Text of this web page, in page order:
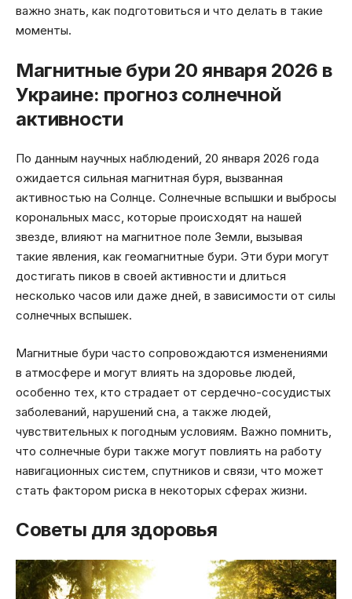
важно знать, как подготовиться и что делать в такие
моменты.
Магнитные бури 20 января 2026 в
Украине: прогноз солнечной
активности
По данным научных наблюдений, 20 января 2026 года
ожидается сильная магнитная буря, вызванная
активностью на Солнце. Солнечные вспышки и выбросы
корональных масс, которые происходят на нашей
звезде, влияют на магнитное поле Земли, вызывая
такие явления, как геомагнитные бури. Эти бури могут
достигать пиков в своей активности и длиться
несколько часов или даже дней, в зависимости от силы
солнечных вспышек.
Магнитные бури часто сопровождаются изменениями
в атмосфере и могут влиять на здоровье людей,
особенно тех, кто страдает от сердечно-сосудистых
заболеваний, нарушений сна, а также людей,
чувствительных к погодным условиям. Важно помнить,
что солнечные бури также могут повлиять на работу
навигационных систем, спутников и связи, что может
стать фактором риска в некоторых сферах жизни.
Советы для здоровья